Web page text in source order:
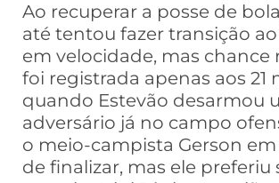
Ao recuperar a posse de
até tentou fazer transição
em velocidade, mas chance
foi registrada apenas aos 21
quando Estevão desarmou
adversário já no campo
o meio-campista Gerson
de finalizar, mas ele preferiu